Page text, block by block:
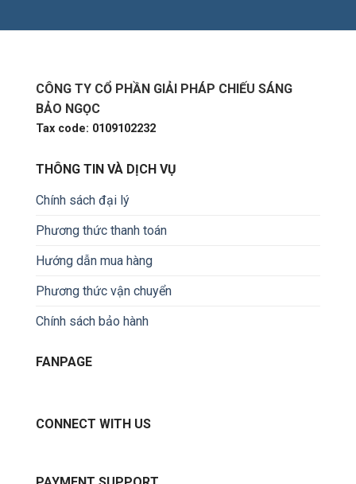
CÔNG TY CỔ PHẦN GIẢI PHÁP CHIẾU SÁNG
BẢO NGỌC
Tax code: 0109102232
THÔNG TIN VÀ DỊCH VỤ
Chính sách đại lý
Phương thức thanh toán
Hướng dẫn mua hàng
Phương thức vận chuyển
Chính sách bảo hành
FANPAGE
CONNECT WITH US